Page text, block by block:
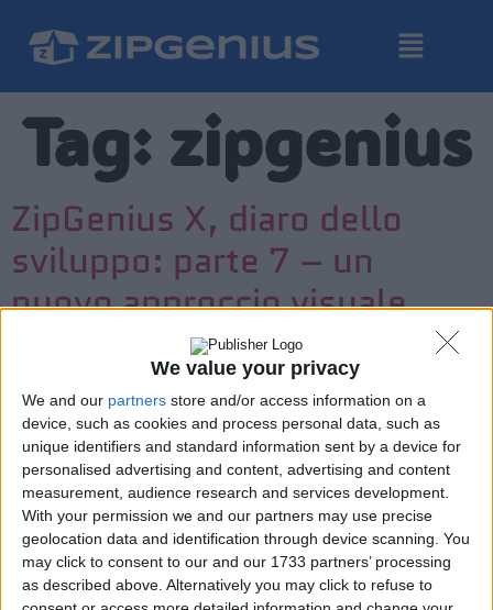
We value your privacy
We and our partners store and/or access information on a
device, such as cookies and process personal data, such as
unique identifiers and standard information sent by a device for
personalised advertising and content, advertising and content
measurement, audience research and services development.
With your permission we and our partners may use precise
geolocation data and identification through device scanning. You
may click to consent to our and our 1733 partners’ processing
as described above. Alternatively you may click to refuse to
Tag: zipgenius
ZipGenius X, diaro dello
sviluppo: parte 7 – un
nuovo approccio visuale.